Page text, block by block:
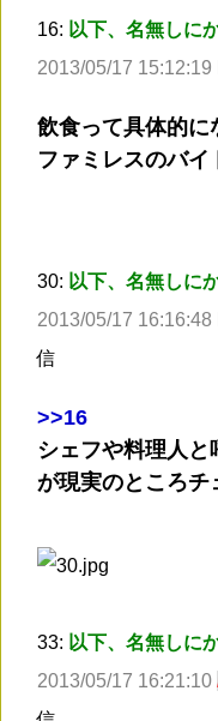
16: 以下、名無しに
2013/05/17
飲食って具体的に
ファミレスのバイ
30: 以下、名無しに
2013/05/17
信
>>16
シェフや料理人
が現実のところチ
33: 以下、名無しに
2013/05/17 16:21:10